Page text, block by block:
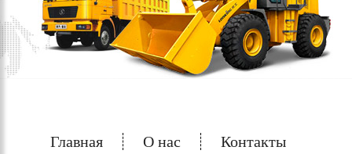
Главная О нас Контакты